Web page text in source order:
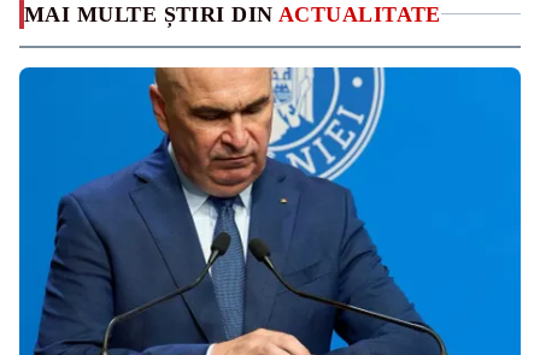
MAI MULTE ȘTIRI DIN ACTUALITATE